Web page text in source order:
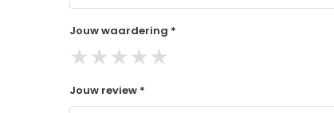
Jouw waardering *
★★★★★
Jouw review *